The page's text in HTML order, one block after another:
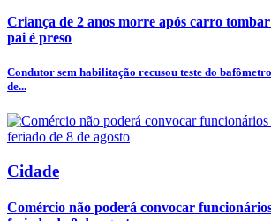
Criança de 2 anos morre após carro
pai é preso
Condutor sem habilitação recusou teste do
de...
Cidade
Comércio não poderá convocar